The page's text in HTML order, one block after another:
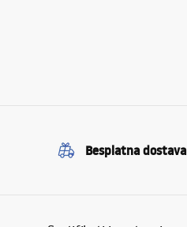
Besplatna dostava